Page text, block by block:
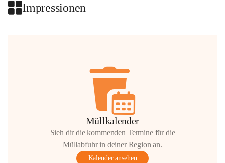
Impressionen
Müllkalender
Sieh dir die kommenden Termine für die
Müllabfuhr in deiner Region an.
Kalender ansehen